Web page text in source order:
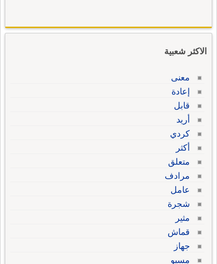
الاكثر شعبية
معنى
إعادة
قابل
أريد
كردي
أكثر
متعلق
مرادف
عامل
شجرة
مثير
قماش
جهاز
مسيو